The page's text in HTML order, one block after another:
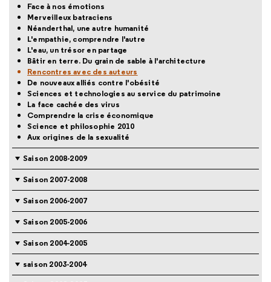
Face à nos émotions
Merveilleux batraciens
Néanderthal, une autre humanité
L'empathie, comprendre l'autre
L'eau, un trésor en partage
Bâtir en terre. Du grain de sable à l'architecture
Rencontres avec des auteurs
De nouveaux alliés contre l'obésité
Sciences et technologies au service du patrimoine
La face cachée des virus
Comprendre la crise économique
Science et philosophie 2010
Aux origines de la sexualité
Saison 2008-2009
Saison 2007-2008
Saison 2006-2007
Saison 2005-2006
Saison 2004-2005
saison 2003-2004